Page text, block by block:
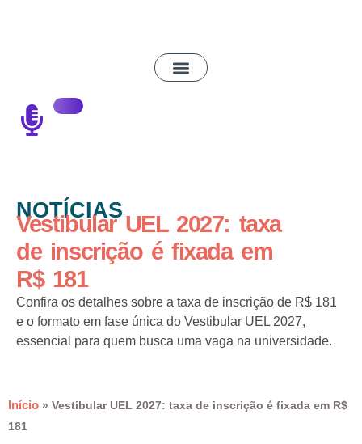
NOTÍCIAS
Vestibular UEL 2027: taxa
de inscrição é fixada em
R$ 181
Confira os detalhes sobre a taxa de inscrição de R$ 181
e o formato em fase única do Vestibular UEL 2027,
essencial para quem busca uma vaga na universidade.
Início » Vestibular UEL 2027: taxa de inscrição é fixada em R$
181